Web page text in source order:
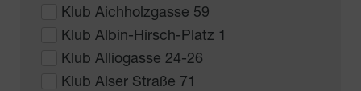
Klub Aichholzgasse 59
Klub Albin-Hirsch-Platz 1
Klub Alliogasse 24-26
Klub Alser Straße 71